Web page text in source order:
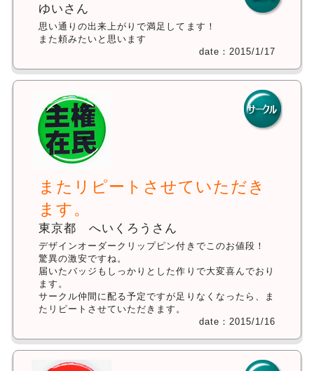
ゆいさん
思い通りの出来上がりで満足してます！
また頼みたいと思います
date：2015/1/17
またリピートさせていただき
ます。
東京都 へいくろうさん
デザインオーダークリップピン付きでこのお値段！
驚異の激安ですね。
届いたバッジもしっかりとした作りで大変喜んでおり
ます。
サークル仲間に配る予定ですが足りなくなったら、ま
たリピートさせていただきます。
date：2015/1/16